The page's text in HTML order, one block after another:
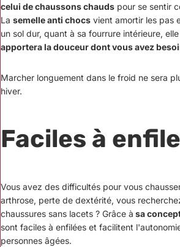
celui de chaussons chauds pour se sentir
La semelle anti chocs vient amortir les pas
un sol dur, quant à sa fourrure intérieure,
apportera la douceur dont vous avez
Marcher longuement dans le froid ne sera
hiver.
Faciles à
Vous avez des difficultés pour vous
arthrose, perte de dextérité, vous
chaussures sans lacets ? Grâce à sa
sont faciles à enfilées et facilitent
personnes âgées.